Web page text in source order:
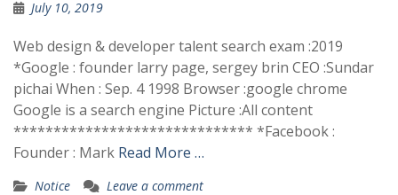
July 10, 2019
Web design & developer talent search exam :2019
*Google : founder larry page, sergey brin CEO :Sundar
pichai When : Sep. 4 1998 Browser :google chrome
Google is a search engine Picture :All content
****************************** *Facebook :
Founder : Mark Read More …
Notice Leave a comment